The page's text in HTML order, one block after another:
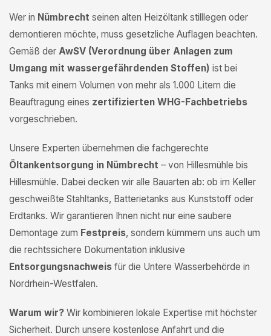
Wer in Nümbrecht seinen alten Heizöltank stilllegen oder
demontieren möchte, muss gesetzliche Auflagen beachten.
Gemäß der AwSV (Verordnung über Anlagen zum
Umgang mit wassergefährdenden Stoffen) ist bei
Tanks mit einem Volumen von mehr als 1.000 Litern die
Beauftragung eines zertifizierten WHG-Fachbetriebs
vorgeschrieben.
Unsere Experten übernehmen die fachgerechte
Öltankentsorgung in Nümbrecht – von Hillesmühle bis
Hillesmühle. Dabei decken wir alle Bauarten ab: ob im Keller
geschweißte Stahltanks, Batterietanks aus Kunststoff oder
Erdtanks. Wir garantieren Ihnen nicht nur eine saubere
Demontage zum Festpreis, sondern kümmern uns auch um
die rechtssichere Dokumentation inklusive
Entsorgungsnachweis für die Untere Wasserbehörde in
Nordrhein-Westfalen.
Warum wir? Wir kombinieren lokale Expertise mit höchster
Sicherheit. Durch unsere kostenlose Anfahrt und die